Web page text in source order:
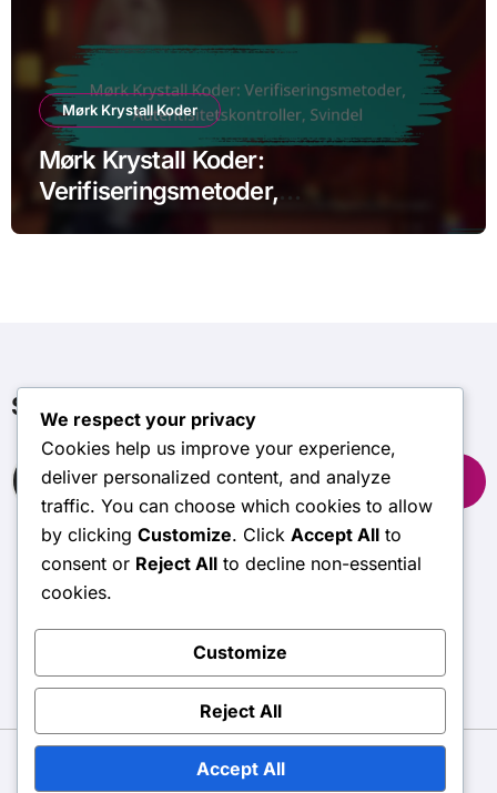
Mørk Krystall Koder
Mørk Krystall Koder:
Verifiseringsmetoder,
Søk
Search
for:
sugarbushgc.com
Copyright © All rights reserved
We respect your privacy
Cookies help us improve your experience,
deliver personalized content, and analyze
traffic. You can choose which cookies to allow
by clicking Customize. Click Accept All to
consent or Reject All to decline non-essential
cookies.
Customize
Reject All
Accept All